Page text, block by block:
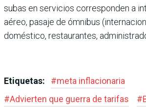
subas en servicios corresponden a
aéreo, pasaje de ómnibus
doméstico, restau­rantes,
Etiquetas: #meta inflacionaria
#Advierten que guerra de tarifas #